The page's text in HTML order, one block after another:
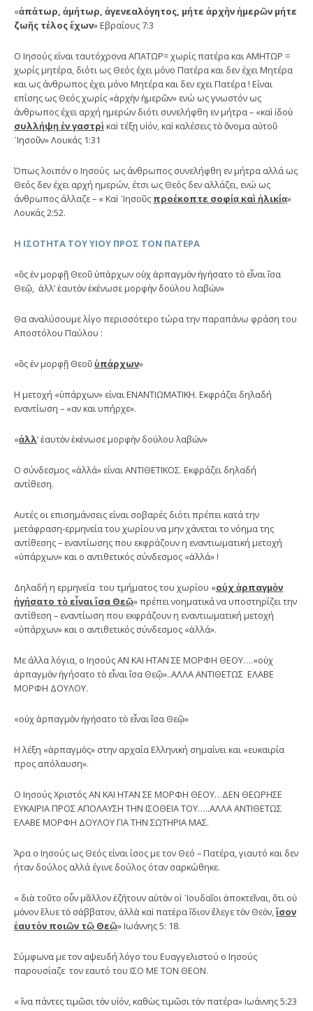
«ἀπάτωρ, ἀμήτωρ, ἀγενεαλόγητος, μήτε ἀρχὴν ἡμερῶν μήτε
ζωῆς τέλος ἔχων» Εβραίους 7:3
Ο Ιησούς είναι ταυτόχρονα ΑΠΑΤΩΡ= χωρίς πατέρα και ΑΜΗΤΩΡ =
χωρίς μητέρα, διότι ως Θεός έχει μόνο Πατέρα και δεν έχει Μητέρα
και ως άνθρωπος έχει μόνο Μητέρα και δεν εχει Πατέρα ! Είναι
επίσης ως Θεός χωρίς «ἀρχὴν ἡμερῶν» ενώ ως γνωστόν ως
άνθρωπος έχει αρχή ημερών διότι συνελήφθη εν μήτρα – «καὶ ἰδοὺ
συλλήψῃ ἐν γαστρὶ καὶ τέξῃ υἱόν, καὶ καλέσεις τὸ ὄνομα αὐτοῦ
᾿Ιησοῦν» Λουκάς 1:31
Όπως λοιπόν ο Ιησούς ως άνθρωπος συνελήφθη εν μήτρα αλλά ως
Θεός δεν έχει αρχή ημερών, έτσι ως Θεός δεν αλλάζει, ενώ ως
άνθρωπος άλλαζε – « Καὶ ᾿Ιησοῦς προέκοπτε σοφίᾳ καὶ ἡλικίᾳ»
Λουκάς 2:52.
Η ΙΣΟΤΗΤΑ ΤΟΥ ΥΙΟΥ ΠΡΟΣ ΤΟΝ ΠΑΤΕΡΑ
«ὃς ἐν μορφῇ Θεοῦ ὑπάρχων οὐχ ἁρπαγμὸν ἡγήσατο τὸ εἶναι ἴσα
Θεῷ, ἀλλ’ ἑαυτὸν ἐκένωσε μορφὴν δούλου λαβών»
Θα αναλύσουμε λίγο περισσότερο τώρα την παραπάνω φράση του
Αποστόλου Παύλου :
«ὃς ἐν μορφῇ Θεοῦὑπάρχων»
Η μετοχή «ὑπάρχων» είναι ΕΝΑΝΤΙΩΜΑΤΙΚΗ. Εκφράζει δηλαδή
εναντίωση – «αν και υπήρχε».
«ἀλλ‘ ἑαυτὸν ἐκένωσε μορφὴν δούλου λαβών»
Ο σύνδεσμος «ἀλλά» είναι ΑΝΤΙΘΕΤΙΚΟΣ. Εκφράζει δηλαδή
αντίθεση.
Αυτές οι επισημάνσεις είναι σοβαρές διότι πρέπει κατά την
μετάφραση-ερμηνεία του χωρίου να μην χάνεται το νόημα της
αντίθεσης – εναντίωσης που εκφράζουν η εναντιωματική μετοχή
«ὑπάρχων» και ο αντιθετικός σύνδεσμος «ἀλλά» !
Δηλαδή η ερμηνεία του τμήματος του χωρίου «οὐχ ἁρπαγμὸν
ἡγήσατο τὸ εἶναι ἴσα Θεῷ» πρέπει νοηματικά να υποστηρίζει την
αντίθεση – εναντίωση που εκφράζουν η εναντιωματική μετοχή
«ὑπάρχων» και ο αντιθετικός σύνδεσμος «ἀλλά».
Με άλλα λόγια, ο Ιησούς ΑΝ ΚΑΙ ΗΤΑΝ ΣΕ ΜΟΡΦΗ ΘΕΟΥ….«οὐχ
ἁρπαγμὸν ἡγήσατο τὸ εἶναι ἴσα Θεῷ»..ΑΛΛΑ ΑΝΤΙΘΕΤΩΣ ΕΛΑΒΕ
ΜΟΡΦΗ ΔΟΥΛΟΥ.
«οὐχ ἁρπαγμὸν ἡγήσατο τὸ εἶναι ἴσα Θεῷ»
Η λέξη «ἁρπαγμὸς» στην αρχαία Ελληνική σημαίνει και «ευκαιρία
προς απόλαυση».
Ο Ιησούς Χριστός ΑΝ ΚΑΙ ΗΤΑΝ ΣΕ ΜΟΡΦΗ ΘΕΟΥ…ΔΕΝ ΘΕΩΡΗΣΕ
ΕΥΚΑΙΡΙΑ ΠΡΟΣ ΑΠΟΛΑΥΣΗ ΤΗΝ ΙΣΟΘΕΪΑ ΤΟΥ…..ΑΛΛΑ ΑΝΤΙΘΕΤΩΣ
ΕΛΑΒΕ ΜΟΡΦΗ ΔΟΥΛΟΥ ΓΙΑ ΤΗΝ ΣΩΤΗΡΙΑ ΜΑΣ.
Άρα ο Ιησούς ως Θεός είναι ίσος με τον Θεό – Πατέρα, γιαυτό και δεν
ήταν δούλος αλλά έγινε δούλος όταν σαρκώθηκε.
« διὰ τοῦτο οὖν μᾶλλον ἐζήτουν αὐτὸν οἱ ᾿Ιουδαῖοι ἀποκτεῖναι, ὅτι οὐ
μόνον ἔλυε τὸ σάββατον, ἀλλὰ καὶ πατέρα ἴδιον ἔλεγε τὸν Θεόν,ἴσον
ἑαυτὸν ποιῶν τῷ Θεῷ» Ιωάννης 5: 18.
Σύμφωνα με τον αψευδή λόγο του Ευαγγελιστού ο Ιησούς
παρουσίαζε τον εαυτό του ΙΣΟ ΜΕ ΤΟΝ ΘΕΟΝ.
« ἵνα πάντες τιμῶσι τὸν υἱόν, καθὼς τιμῶσι τὸν πατέρα» Ιωάννης 5:23